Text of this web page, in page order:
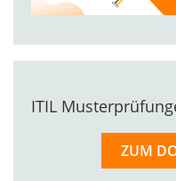
ITIL
ZUM